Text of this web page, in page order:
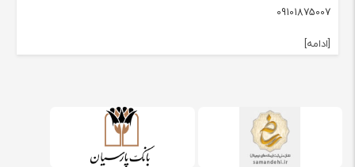
09101875007
[ادامه]